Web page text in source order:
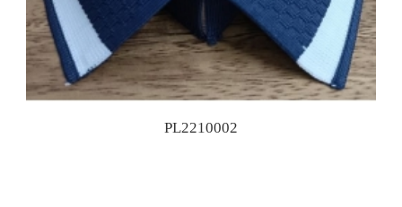
PL2210002